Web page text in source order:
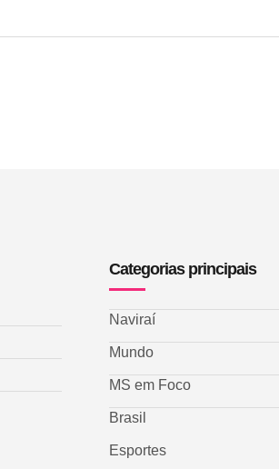
Categorias principais
Naviraí
Mundo
MS em Foco
Brasil
Esportes